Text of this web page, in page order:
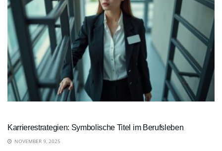
Karrierestrategien: Symbolische Titel im Berufsleben
NOVEMBER 9, 2025